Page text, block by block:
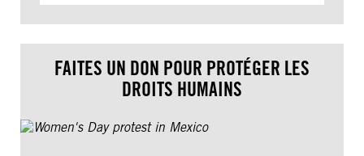
FAITES UN DON POUR PROTÉGER LES
DROITS HUMAINS